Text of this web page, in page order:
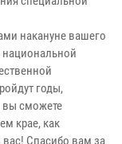
накануне вашего
годы,
вы сможете
крае, как
Спасибо вам за